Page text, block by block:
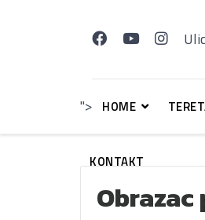
"> HOME
KONTAKT